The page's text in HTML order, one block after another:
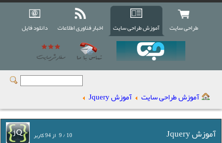
طراحی سایت آموزش طراحی سایت اخبار فناوری اطلاعات دانلود فایل
آموزش طراحی سایت آموزش Jquery
آموزش Jquery 9/10 از94کاربر